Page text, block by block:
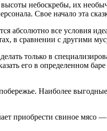
небоскребы, их
Свое начало эта
все условия
в сравнении с другими
только в
его в определенном
Наиболее
приобрести свиное мясо